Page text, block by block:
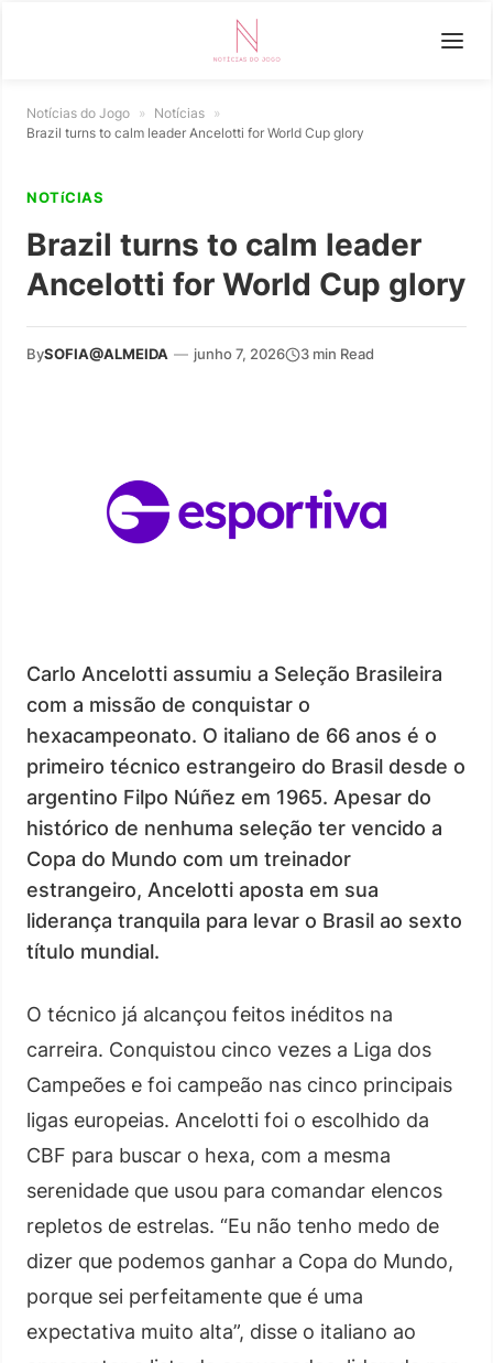
Notícias do Jogo » Notícias »
Brazil turns to calm leader Ancelotti for World Cup glory
NOTíCIAS
Brazil turns to calm leader
Ancelotti for World Cup glory
BySOFIA@ALMEIDA — junho 7, 2026 3 min Read
Carlo Ancelotti assumiu a Seleção Brasileira
com a missão de conquistar o
hexacampeonato. O italiano de 66 anos é o
primeiro técnico estrangeiro do Brasil desde o
argentino Filpo Núñez em 1965. Apesar do
histórico de nenhuma seleção ter vencido a
Copa do Mundo com um treinador
estrangeiro, Ancelotti aposta em sua
liderança tranquila para levar o Brasil ao sexto
título mundial.
O técnico já alcançou feitos inéditos na
carreira. Conquistou cinco vezes a Liga dos
Campeões e foi campeão nas cinco principais
ligas europeias. Ancelotti foi o escolhido da
CBF para buscar o hexa, com a mesma
serenidade que usou para comandar elencos
repletos de estrelas. “Eu não tenho medo de
dizer que podemos ganhar a Copa do Mundo,
porque sei perfeitamente que é uma
expectativa muito alta”, disse o italiano ao